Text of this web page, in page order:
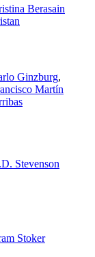
Berasain
Ginzburg,
Martín
Stevenson
Stoker